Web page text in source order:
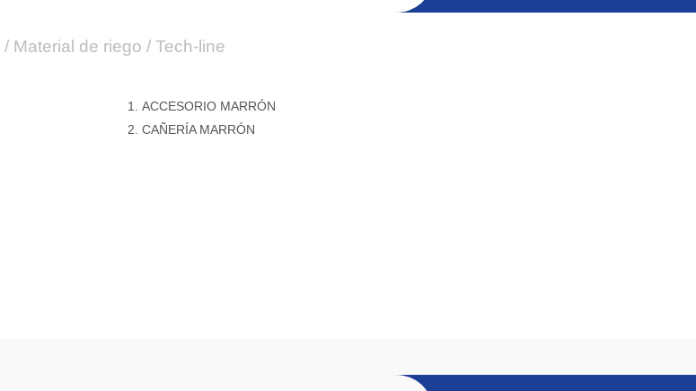
/ Material de riego / Tech-line
ACCESORIO MARRÓN
CAÑERÍA MARRÓN